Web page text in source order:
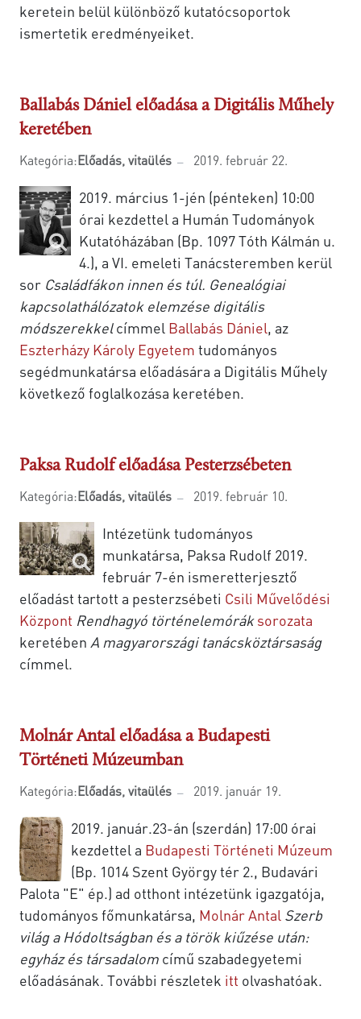
keretein belül különböző kutatócsoportok
ismertetik eredményeiket.
Ballabás Dániel előadása a Digitális Műhely
keretében
Kategória:Előadás, vitaülés 2019. február 22.
2019. március 1-jén (pénteken) 10:00
órai kezdettel a Humán Tudományok
Kutatóházában (Bp. 1097 Tóth Kálmán u.
4.), a VI. emeleti Tanácsteremben kerül
sor Családfákon innen és túl. Genealógiai
kapcsolathálózatok elemzése digitális
módszerekkelcímmel Ballabás Dániel, az
Eszterházy Károly Egyetem tudományos
segédmunkatársa előadására a Digitális Műhely
következő foglalkozása keretében.
Paksa Rudolf előadása Pesterzsébeten
Kategória:Előadás, vitaülés 2019. február 10.
Intézetünk tudományos
munkatársa, Paksa Rudolf 2019.
február 7-én ismeretterjesztő
előadást tartott a pesterzsébeti Csili Művelődési
Központ Rendhagyó történelemóráksorozata
keretében A magyarországi tanácsköztársaság
címmel.
Molnár Antal előadása a Budapesti
Történeti Múzeumban
Kategória:Előadás, vitaülés 2019. január 19.
2019. január.23-án (szerdán) 17:00 órai
kezdettel a Budapesti Történeti Múzeum
(Bp. 1014 Szent György tér 2., Budavári
Palota "E" ép.) ad otthont intézetünk igazgatója,
tudományos főmunkatársa, Molnár Antal Szerb
világ a Hódoltságban és a török kiűzése után:
egyház és társadalom című szabadegyetemi
előadásának. További részletek itt olvashatóak.